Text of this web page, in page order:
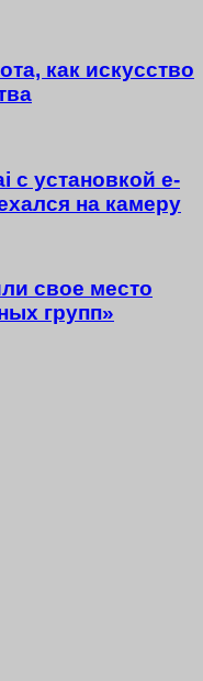
как искусство
с установкой e-
на камеру
свое место
групп»